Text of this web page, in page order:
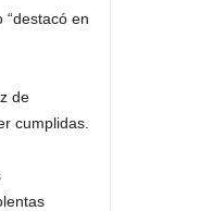
en
de
cumplidas.